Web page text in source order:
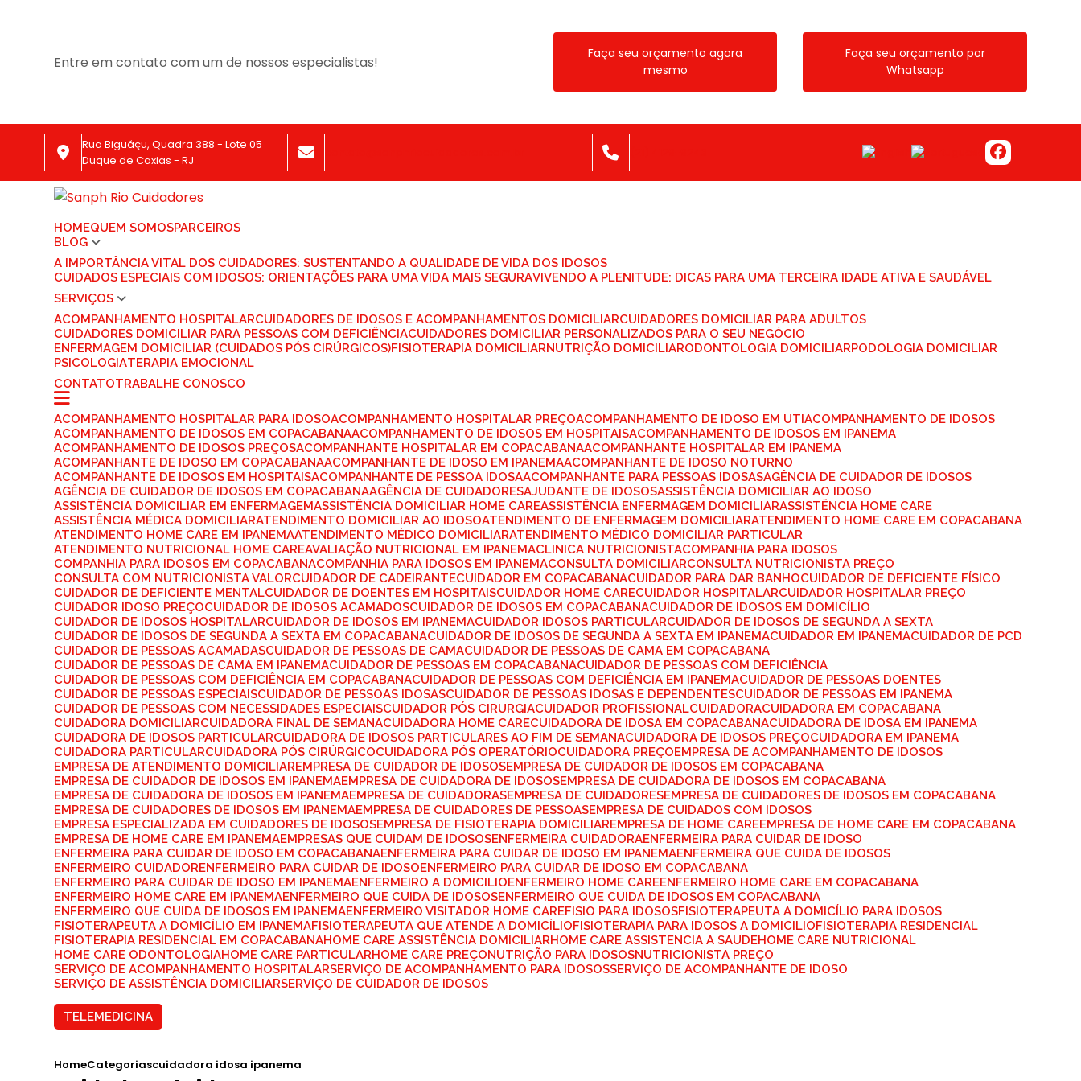
Entre em contato com um de nossos especialistas!
Faça seu orçamento agora
mesmo
Faça seu orçamento por
Whatsapp
Rua Biguáçu, Quadra 388 - Lote 05
Duque de Caxias - RJ
HOME QUEM SOMOS PARCEIROS
BLOG
A IMPORTÂNCIA VITAL DOS CUIDADORES: SUSTENTANDO A QUALIDADE DE VIDA DOS IDOSOS
CUIDADOS ESPECIAIS COM IDOSOS: ORIENTAÇÕES PARA UMA VIDA MAIS SEGURA VIVENDO A PLENITUDE: DICAS PARA UMA TERCEIRA IDADE ATIVA E SAUDÁVEL
SERVIÇOS
ACOMPANHAMENTO HOSPITALAR
CUIDADORES DE IDOSOS E ACOMPANHAMENTOS DOMICILIAR
CUIDADORES DOMICILIAR PARA ADULTOS
CUIDADORES DOMICILIAR PARA PESSOAS COM DEFICIÊNCIA
CUIDADORES DOMICILIAR PERSONALIZADOS PARA O SEU NEGÓCIO
ENFERMAGEM DOMICILIAR (CUIDADOS PÓS CIRÚRGICOS) FISIOTERAPIA DOMICILIAR NUTRIÇÃO DOMICILIAR ODONTOLOGIA DOMICILIAR PODOLOGIA DOMICILIAR
PSICOLOGIA
TERAPIA EMOCIONAL
CONTATO
TRABALHE CONOSCO
ACOMPANHAMENTO HOSPITALAR PARA IDOSO ACOMPANHAMENTO HOSPITALAR PREÇO ACOMPANHAMENTO DE IDOSO EM UTI ACOMPANHAMENTO DE IDOSOS
ACOMPANHAMENTO DE IDOSOS EM COPACABANA ACOMPANHAMENTO DE IDOSOS EM HOSPITAIS ACOMPANHAMENTO DE IDOSOS EM IPANEMA
ACOMPANHAMENTO DE IDOSOS PREÇOS ACOMPANHANTE HOSPITALAR EM COPACABANA ACOMPANHANTE HOSPITALAR EM IPANEMA
ACOMPANHANTE DE IDOSO EM COPACABANA ACOMPANHANTE DE IDOSO EM IPANEMA ACOMPANHANTE DE IDOSO NOTURNO
ACOMPANHANTE DE IDOSOS EM HOSPITAIS ACOMPANHANTE DE PESSOA IDOSA ACOMPANHANTE PARA PESSOAS IDOSAS AGÊNCIA DE CUIDADOR DE IDOSOS
AGÊNCIA DE CUIDADOR DE IDOSOS EM COPACABANA AGÊNCIA DE CUIDADORES AJUDANTE DE IDOSOS ASSISTÊNCIA DOMICILIAR AO IDOSO
ASSISTÊNCIA DOMICILIAR EM ENFERMAGEM ASSISTÊNCIA DOMICILIAR HOME CARE ASSISTÊNCIA ENFERMAGEM DOMICILIAR ASSISTÊNCIA HOME CARE
ASSISTÊNCIA MÉDICA DOMICILIAR ATENDIMENTO DOMICILIAR AO IDOSO ATENDIMENTO DE ENFERMAGEM DOMICILIAR ATENDIMENTO HOME CARE EM COPACABANA
ATENDIMENTO HOME CARE EM IPANEMA ATENDIMENTO MÉDICO DOMICILIAR ATENDIMENTO MÉDICO DOMICILIAR PARTICULAR
ATENDIMENTO NUTRICIONAL HOME CARE AVALIAÇÃO NUTRICIONAL EM IPANEMA CLINICA NUTRICIONISTA
COMPANHIA PARA IDOSOS
COMPANHIA PARA IDOSOS EM COPACABANA
COMPANHIA PARA IDOSOS EM IPANEMA CONSULTA DOMICILIAR
CONSULTA NUTRICIONISTA PREÇO
CONSULTA COM NUTRICIONISTA VALOR
CUIDADOR DE CADEIRANTE CUIDADOR EM COPACABANA CUIDADOR PARA DAR BANHO
CUIDADOR DE DEFICIENTE FÍSICO
CUIDADOR DE DEFICIENTE MENTAL
CUIDADOR DE DOENTES EM HOSPITAIS CUIDADOR HOME CARE CUIDADOR HOSPITALAR
CUIDADOR HOSPITALAR PREÇO
CUIDADOR IDOSO PREÇO
CUIDADOR DE IDOSOS ACAMADOS CUIDADOR DE IDOSOS EM COPACABANA
CUIDADOR DE IDOSOS EM DOMICÍLIO
CUIDADOR DE IDOSOS HOSPITALAR
CUIDADOR DE IDOSOS EM IPANEMA CUIDADOR IDOSOS PARTICULAR
CUIDADOR DE IDOSOS DE SEGUNDA A SEXTA
CUIDADOR DE IDOSOS DE SEGUNDA A SEXTA EM COPACABANA
CUIDADOR DE IDOSOS DE SEGUNDA A SEXTA EM IPANEMA CUIDADOR EM IPANEMA
CUIDADOR DE PCD
CUIDADOR DE PESSOAS ACAMADAS
CUIDADOR DE PESSOAS DE CAMA
CUIDADOR DE PESSOAS DE CAMA EM COPACABANA
CUIDADOR DE PESSOAS DE CAMA EM IPANEMA
CUIDADOR DE PESSOAS EM COPACABANA
CUIDADOR DE PESSOAS COM DEFICIÊNCIA
CUIDADOR DE PESSOAS COM DEFICIÊNCIA EM COPACABANA
CUIDADOR DE PESSOAS COM DEFICIÊNCIA EM IPANEMA
CUIDADOR DE PESSOAS DOENTES
CUIDADOR DE PESSOAS ESPECIAIS
CUIDADOR DE PESSOAS IDOSAS CUIDADOR DE PESSOAS IDOSAS E DEPENDENTES
CUIDADOR DE PESSOAS EM IPANEMA
CUIDADOR DE PESSOAS COM NECESSIDADES ESPECIAIS
CUIDADOR PÓS CIRURGIA CUIDADOR PROFISSIONAL CUIDADORA
CUIDADORA EM COPACABANA
CUIDADORA DOMICILIAR
CUIDADORA FINAL DE SEMANA CUIDADORA HOME CARE CUIDADORA DE IDOSA EM COPACABANA
CUIDADORA DE IDOSA EM IPANEMA
CUIDADORA DE IDOSOS PARTICULAR
CUIDADORA DE IDOSOS PARTICULARES AO FIM DE SEMANA CUIDADORA DE IDOSOS PREÇO
CUIDADORA EM IPANEMA
CUIDADORA PARTICULAR
CUIDADORA PÓS CIRÚRGICO CUIDADORA PÓS OPERATÓRIO CUIDADORA PREÇO
EMPRESA DE ACOMPANHAMENTO DE IDOSOS
EMPRESA DE ATENDIMENTO DOMICILIAR EMPRESA DE CUIDADOR DE IDOSOS EMPRESA DE CUIDADOR DE IDOSOS EM COPACABANA
EMPRESA DE CUIDADOR DE IDOSOS EM IPANEMA EMPRESA DE CUIDADORA DE IDOSOS EMPRESA DE CUIDADORA DE IDOSOS EM COPACABANA
EMPRESA DE CUIDADORA DE IDOSOS EM IPANEMA EMPRESA DE CUIDADORAS EMPRESA DE CUIDADORES EMPRESA DE CUIDADORES DE IDOSOS EM COPACABANA
EMPRESA DE CUIDADORES DE IDOSOS EM IPANEMA EMPRESA DE CUIDADORES DE PESSOAS EMPRESA DE CUIDADOS COM IDOSOS
EMPRESA ESPECIALIZADA EM CUIDADORES DE IDOSOS EMPRESA DE FISIOTERAPIA DOMICILIAR EMPRESA DE HOME CARE EMPRESA DE HOME CARE EM COPACABANA
EMPRESA DE HOME CARE EM IPANEMA EMPRESAS QUE CUIDAM DE IDOSOS ENFERMEIRA CUIDADORA ENFERMEIRA PARA CUIDAR DE IDOSO
ENFERMEIRA PARA CUIDAR DE IDOSO EM COPACABANA ENFERMEIRA PARA CUIDAR DE IDOSO EM IPANEMA ENFERMEIRA QUE CUIDA DE IDOSOS
ENFERMEIRO CUIDADOR ENFERMEIRO PARA CUIDAR DE IDOSO
ENFERMEIRO PARA CUIDAR DE IDOSO EM COPACABANA
ENFERMEIRO PARA CUIDAR DE IDOSO EM IPANEMA ENFERMEIRO A DOMICILIO ENFERMEIRO HOME CARE ENFERMEIRO HOME CARE EM COPACABANA
ENFERMEIRO HOME CARE EM IPANEMA ENFERMEIRO QUE CUIDA DE IDOSOS ENFERMEIRO QUE CUIDA DE IDOSOS EM COPACABANA
ENFERMEIRO QUE CUIDA DE IDOSOS EM IPANEMA ENFERMEIRO VISITADOR HOME CARE FISIO PARA IDOSOS FISIOTERAPEUTA A DOMICÍLIO PARA IDOSOS
FISIOTERAPEUTA A DOMICÍLIO EM IPANEMA FISIOTERAPEUTA QUE ATENDE A DOMICÍLIO FISIOTERAPIA PARA IDOSOS A DOMICILIO
FISIOTERAPIA RESIDENCIAL
FISIOTERAPIA RESIDENCIAL EM COPACABANA
HOME CARE ASSISTÊNCIA DOMICILIAR HOME CARE ASSISTENCIA A SAUDE
HOME CARE NUTRICIONAL
HOME CARE ODONTOLOGIA
HOME CARE PARTICULAR HOME CARE PREÇO NUTRIÇÃO PARA IDOSOS
NUTRICIONISTA PREÇO
SERVIÇO DE ACOMPANHAMENTO HOSPITALAR SERVIÇO DE ACOMPANHAMENTO PARA IDOSOS SERVIÇO DE ACOMPANHANTE DE IDOSO
SERVIÇO DE ASSISTÊNCIA DOMICILIAR SERVIÇO DE CUIDADOR DE IDOSOS
TELEMEDICINA
HomeCategoriascuidadora idosa ipanema